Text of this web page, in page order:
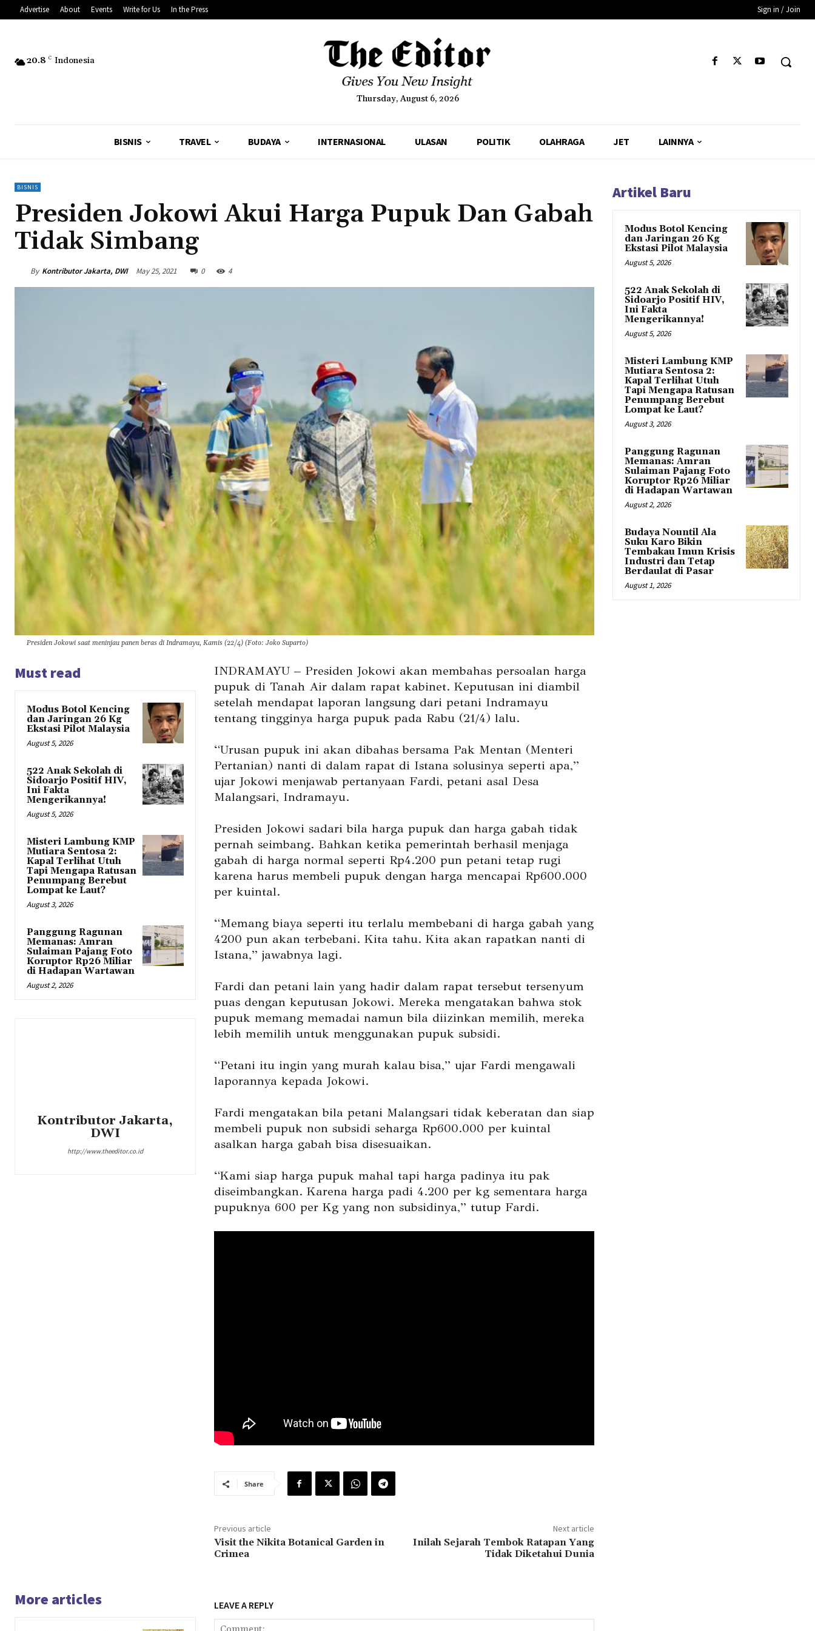
Advertise About Events Write for Us In the Press Sign in / Join
20.8 C Indonesia
Thursday, August 6, 2026
BISNIS TRAVEL BUDAYA INTERNASIONAL ULASAN POLITIK OLAHRAGA JET LAINNYA
BISNIS
Presiden Jokowi Akui Harga Pupuk Dan Gabah
Tidak Simbang
By Kontributor Jakarta, DWI May 25, 2021 0 4
Presiden Jokowi saat meninjau panen beras di Indramayu, Kamis (22/4) (Foto: Joko Suparto)
Must read
Modus Botol Kencing
dan Jaringan 26 Kg
Ekstasi Pilot Malaysia
August 5, 2026
522 Anak Sekolah di
Sidoarjo Positif HIV,
Ini Fakta
Mengerikannya!
August 5, 2026
Misteri Lambung KMP
Mutiara Sentosa 2:
Kapal Terlihat Utuh
Tapi Mengapa Ratusan
Penumpang Berebut
Lompat ke Laut?
August 3, 2026
Panggung Ragunan
Memanas: Amran
Sulaiman Pajang Foto
Koruptor Rp26 Miliar
di Hadapan Wartawan
August 2, 2026
Kontributor Jakarta,
DWI
http://www.theeditor.co.id
INDRAMAYU – Presiden Jokowi akan membahas persoalan harga
pupuk di Tanah Air dalam rapat kabinet. Keputusan ini diambil
setelah mendapat laporan langsung dari petani Indramayu
tentang tingginya harga pupuk pada Rabu (21/4) lalu.
“Urusan pupuk ini akan dibahas bersama Pak Mentan (Menteri
Pertanian) nanti di dalam rapat di Istana solusinya seperti apa,”
ujar Jokowi menjawab pertanyaan Fardi, petani asal Desa
Malangsari, Indramayu.
Presiden Jokowi sadari bila harga pupuk dan harga gabah tidak
pernah seimbang. Bahkan ketika pemerintah berhasil menjaga
gabah di harga normal seperti Rp4.200 pun petani tetap rugi
karena harus membeli pupuk dengan harga mencapai Rp600.000
per kuintal.
“Memang biaya seperti itu terlalu membebani di harga gabah yang
4200 pun akan terbebani. Kita tahu. Kita akan rapatkan nanti di
Istana,” jawabnya lagi.
Fardi dan petani lain yang hadir dalam rapat tersebut tersenyum
puas dengan keputusan Jokowi. Mereka mengatakan bahwa stok
pupuk memang memadai namun bila diizinkan memilih, mereka
lebih memilih untuk menggunakan pupuk subsidi.
“Petani itu ingin yang murah kalau bisa,” ujar Fardi mengawali
laporannya kepada Jokowi.
Fardi mengatakan bila petani Malangsari tidak keberatan dan siap
membeli pupuk non subsidi seharga Rp600.000 per kuintal
asalkan harga gabah bisa disesuaikan.
“Kami siap harga pupuk mahal tapi harga padinya itu pak
diseimbangkan. Karena harga padi 4.200 per kg sementara harga
pupuknya 600 per Kg yang non subsidinya,” tutup Fardi.
Share
Previous article
Visit the Nikita Botanical Garden in
Crimea
Next article
Inilah Sejarah Tembok Ratapan Yang
Tidak Diketahui Dunia
More articles LEAVE A REPLY
Artikel Baru
Modus Botol Kencing
dan Jaringan 26 Kg
Ekstasi Pilot Malaysia
August 5, 2026
522 Anak Sekolah di
Sidoarjo Positif HIV,
Ini Fakta
Mengerikannya!
August 5, 2026
Misteri Lambung KMP
Mutiara Sentosa 2:
Kapal Terlihat Utuh
Tapi Mengapa Ratusan
Penumpang Berebut
Lompat ke Laut?
August 3, 2026
Panggung Ragunan
Memanas: Amran
Sulaiman Pajang Foto
Koruptor Rp26 Miliar
di Hadapan Wartawan
August 2, 2026
Budaya Nountil Ala
Suku Karo Bikin
Tembakau Imun Krisis
Industri dan Tetap
Berdaulat di Pasar
August 1, 2026